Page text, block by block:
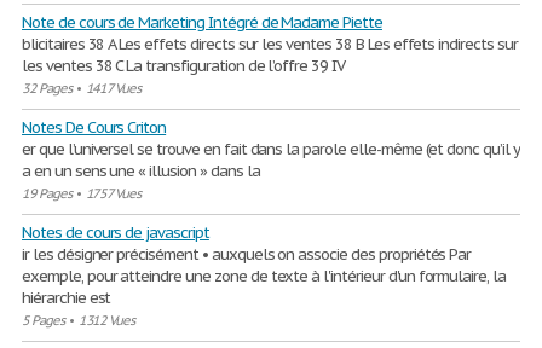
Note de cours de Marketing Intégré de Madame Piette
blicitaires 38 A Les effets directs sur les ventes 38 B Les effets indirects sur
les ventes 38 C La transfiguration de l’offre 39 IV
32 Pages• 1417 Vues
Notes De Cours Criton
er que l’universel se trouve en fait dans la parole elle-même (et donc qu’il y
a en un sens une « illusion » dans la
19 Pages• 1757 Vues
Notes de cours de javascript
ir les désigner précisément • auxquels on associe des propriétés Par
exemple, pour atteindre une zone de texte à l'intérieur d'un formulaire, la
hiérarchie est
5 Pages• 1312 Vues